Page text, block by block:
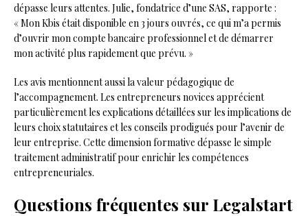
dépasse leurs attentes. Julie, fondatrice d’une SAS, rapporte :
« Mon Kbis était disponible en 3 jours ouvrés, ce qui m’a permis
d’ouvrir mon compte bancaire professionnel et de démarrer
mon activité plus rapidement que prévu. »
Les avis mentionnent aussi la valeur pédagogique de
l’accompagnement. Les entrepreneurs novices apprécient
particulièrement les explications détaillées sur les implications de
leurs choix statutaires et les conseils prodigués pour l’avenir de
leur entreprise. Cette dimension formative dépasse le simple
traitement administratif pour enrichir les compétences
entrepreneuriales.
Questions fréquentes sur Legalstart